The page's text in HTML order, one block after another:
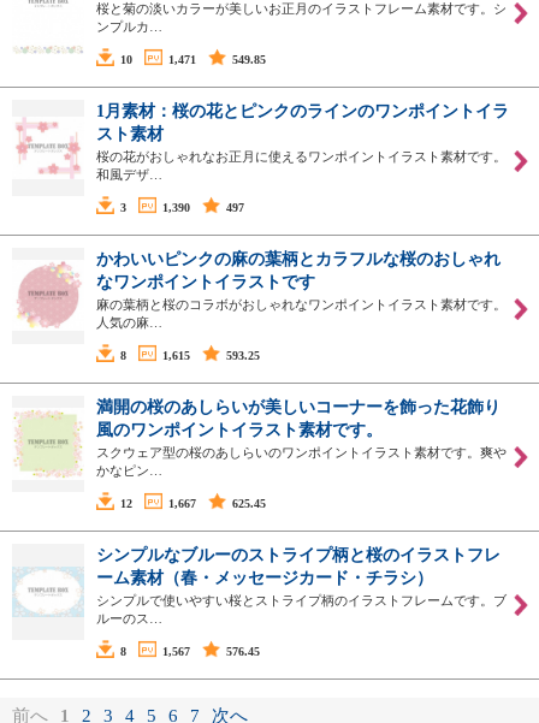
桜と菊の淡いカラーが美しいお正月のイラストフレーム素材です。シ
ンプルカ…
10 1,471 549.85
1月素材：桜の花とピンクのラインのワンポイントイラ
スト素材
桜の花がおしゃれなお正月に使えるワンポイントイラスト素材です。
和風デザ…
3 1,390 497
かわいいピンクの麻の葉柄とカラフルな桜のおしゃれ
なワンポイントイラストです
麻の葉柄と桜のコラボがおしゃれなワンポイントイラスト素材です。
人気の麻…
8 1,615 593.25
満開の桜のあしらいが美しいコーナーを飾った花飾り
風のワンポイントイラスト素材です。
スクウェア型の桜のあしらいのワンポイントイラスト素材です。爽や
かなピン…
12 1,667 625.45
シンプルなブルーのストライプ柄と桜のイラストフレ
ーム素材（春・メッセージカード・チラシ）
シンプルで使いやすい桜とストライプ柄のイラストフレームです。ブ
ルーのス…
8 1,567 576.45
前へ 1 2 3 4 5 6 7 次へ